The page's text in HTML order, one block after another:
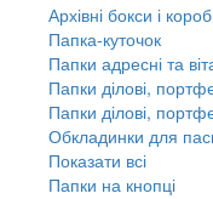
Архівні бокси і
Папка-куточок
Папки адресні та
Папки ділові,
Папки ділові,
Обкладинки для
Показати всі
Папки на кнопці